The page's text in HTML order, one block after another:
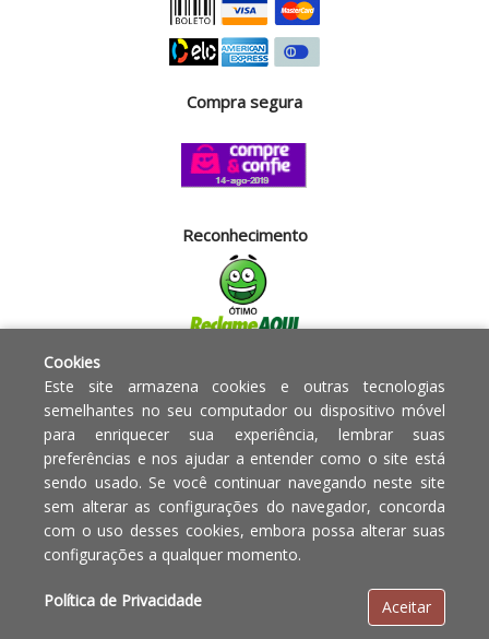
Compra segura
Reconhecimento
Powered by:
Copyright © 2010 - 2017 Razão
social Blumenau - RA OBJETOS PARA
O LAR EIRELI CNPJ -
E loja 33 Asa Sul - Brasília-DF - CEP:
Em caso de divergência de
preços, o valor válido é o do
Cookies
Este site armazena cookies e outras tecnologias
semelhantes no seu computador ou dispositivo móvel
para enriquecer sua experiência, lembrar suas
preferências e nos ajudar a entender como o site está
sendo usado. Se você continuar navegando neste site
sem alterar as configurações do navegador, concorda
com o uso desses cookies, embora possa alterar suas
configurações a qualquer momento.
Política de Privacidade Aceitar